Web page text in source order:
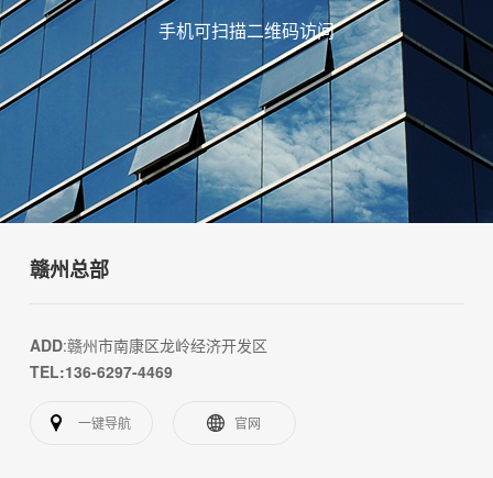
手机可扫描二维码访问
赣州总部
ADD:赣州市南康区龙岭经济开发区
TEL:136-6297-4469
一键导航 官网